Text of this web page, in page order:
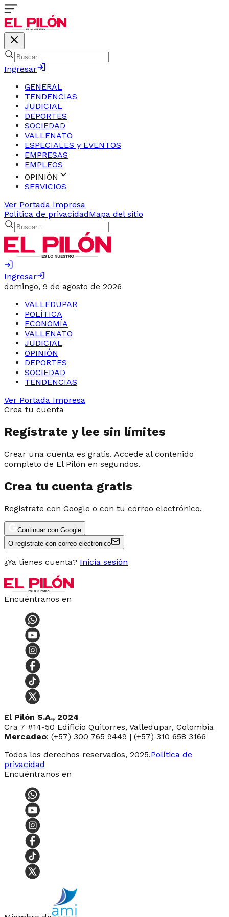
Ingresar
GENERAL
TENDENCIAS
JUDICIAL
DEPORTES
SOCIEDAD
VALLENATO
ESPECIALES y EVENTOS
EMPRESAS
EMPLEOS
OPINIÓN
SERVICIOS
Ver Portada Impresa
Política de privacidadMapa del sitio
Ingresar
domingo, 9 de agosto de 2026
VALLEDUPAR
POLÍTICA
ECONOMÍA
VALLENATO
JUDICIAL
OPINIÓN
DEPORTES
SOCIEDAD
TENDENCIAS
Ver Portada Impresa
Crea tu cuenta
Regístrate y lee sin límites
Crear una cuenta es gratis. Accede al contenido
completo de El Pilón en segundos.
Crea tu cuenta gratis
Regístrate con Google o con tu correo electrónico.
Continuar con Google
O regístrate con correo electrónico
¿Ya tienes cuenta? Inicia sesión
Encuéntranos en
El Pilón S.A., 2024
Cra 7 #14-50 Edificio Quitorres, Valledupar, Colombia
Mercadeo: (+57) 300 765 9449 | (+57) 310 658 3166
Todos los derechos reservados, 2025.Política de
privacidad
Encuéntranos en